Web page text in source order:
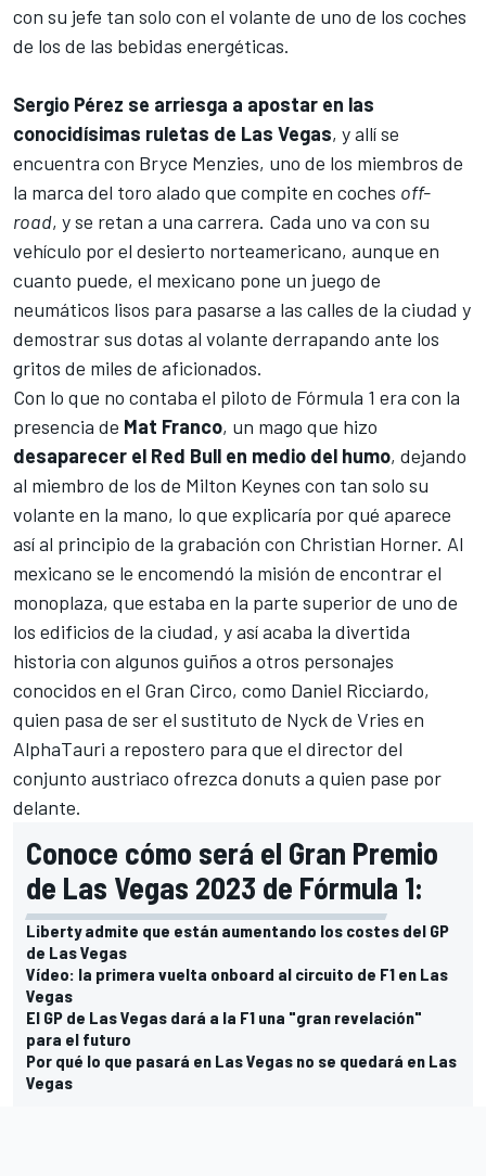
con su jefe tan solo con el volante de uno de los coches
de los de las bebidas energéticas.
Sergio Pérez se arriesga a apostar en las
conocidísimas ruletas de Las Vegas, y allí se
encuentra con Bryce Menzies, uno de los miembros de
la marca del toro alado que compite en coches off-
road, y se retan a una carrera. Cada uno va con su
vehículo por el desierto norteamericano, aunque en
cuanto puede, el mexicano pone un juego de
neumáticos lisos para pasarse a las calles de la ciudad y
demostrar sus dotas al volante derrapando ante los
gritos de miles de aficionados.
Con lo que no contaba el piloto de Fórmula 1 era con la
presencia de Mat Franco, un mago que hizo
desaparecer el Red Bull en medio del humo, dejando
al miembro de los de Milton Keynes con tan solo su
volante en la mano, lo que explicaría por qué aparece
así al principio de la grabación con Christian Horner. Al
mexicano se le encomendó la misión de encontrar el
monoplaza, que estaba en la parte superior de uno de
los edificios de la ciudad, y así acaba la divertida
historia con algunos guiños a otros personajes
conocidos en el Gran Circo, como Daniel Ricciardo,
quien pasa de ser el sustituto de Nyck de Vries en
AlphaTauri a repostero para que el director del
conjunto austriaco ofrezca donuts a quien pase por
delante.
Conoce cómo será el Gran Premio
de Las Vegas 2023 de Fórmula 1:
Liberty admite que están aumentando los costes del GP
de Las Vegas
Vídeo: la primera vuelta onboard al circuito de F1 en Las
Vegas
El GP de Las Vegas dará a la F1 una "gran revelación"
para el futuro
Por qué lo que pasará en Las Vegas no se quedará en Las
Vegas